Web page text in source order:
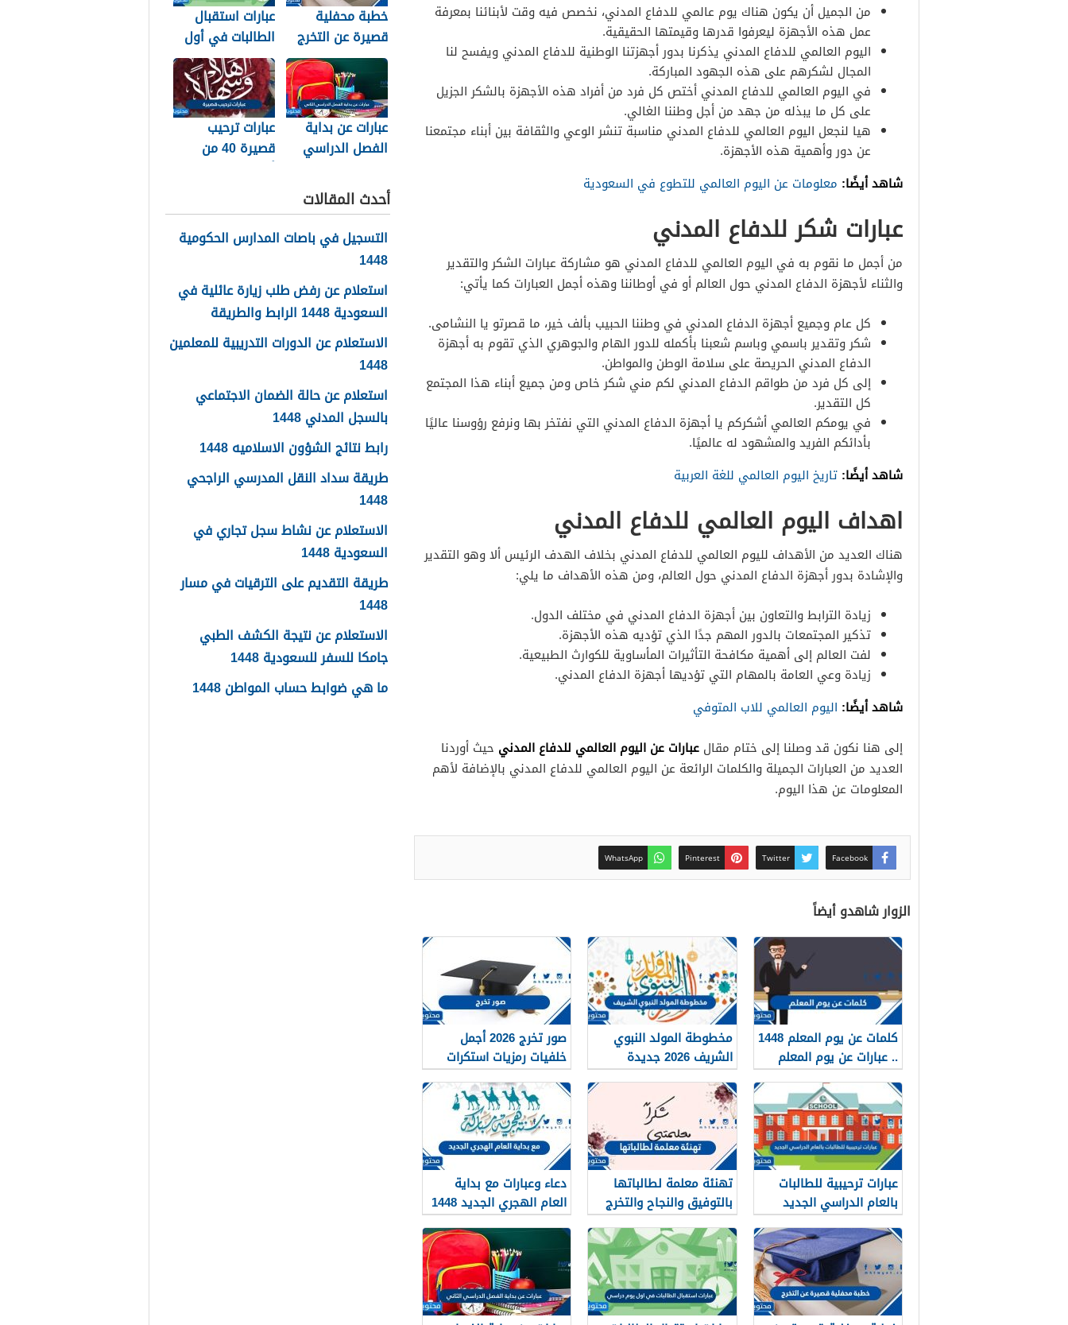
من الجميل أن يكون هناك يوم عالمي للدفاع المدني، نخصص فيه وقت لأبنائنا بمعرفة
عمل هذه الأجهزة ليعرفوا قدرها وقيمتها الحقيقية.
اليوم العالمي للدفاع المدني يذكرنا بدور أجهزتنا الوطنية للدفاع المدني ويفسح لنا
المجال لشكرهم على هذه الجهود المباركة.
في اليوم العالمي للدفاع المدني أختص كل فرد من أفراد هذه الأجهزة بالشكر الجزيل
على كل ما يبذله من جهد من أجل وطننا الغالي.
هيا لنجعل اليوم العالمي للدفاع المدني مناسبة تنشر الوعي والثقافة بين أبناء مجتمعنا
عن دور وأهمية هذه الأجهزة.
شاهد أيضًا: معلومات عن اليوم العالمي للتطوع في السعودية
عبارات شكر للدفاع المدني
من أجمل ما نقوم به في اليوم العالمي للدفاع المدني هو مشاركة عبارات الشكر والتقدير
والثناء لأجهزة الدفاع المدني حول العالم أو في أوطاننا وهذه أجمل العبارات كما يأتي:
كل عام وجميع أجهزة الدفاع المدني في وطننا الحبيب بألف خير، ما قصرتو يا النشامى.
شكر وتقدير باسمي وباسم شعبنا بأكمله للدور الهام والجوهري الذي تقوم به أجهزة
الدفاع المدني الحريصة على سلامة الوطن والمواطن.
إلى كل فرد من طواقم الدفاع المدني لكم مني شكر خاص ومن جميع أبناء هذا المجتمع
كل التقدير.
في يومكم العالمي أشكركم يا أجهزة الدفاع المدني التي نفتخر بها ونرفع رؤوسنا عاليًا
بأدائكم الفريد والمشهود له عالميًا.
شاهد أيضًا: تاريخ اليوم العالمي للغة العربية
اهداف اليوم العالمي للدفاع المدني
هناك العديد من الأهداف لليوم العالمي للدفاع المدني بخلاف الهدف الرئيس ألا وهو التقدير
والإشادة بدور أجهزة الدفاع المدني حول العالم، ومن هذه الأهداف ما يلي:
زيادة الترابط والتعاون بين أجهزة الدفاع المدني في مختلف الدول.
تذكير المجتمعات بالدور المهم جدًا الذي تؤديه هذه الأجهزة.
لفت العالم إلى أهمية مكافحة التأثيرات المأساوية للكوارث الطبيعية.
زيادة وعي العامة بالمهام التي تؤديها أجهزة الدفاع المدني.
شاهد أيضًا: اليوم العالمي للاب المتوفي
إلى هنا نكون قد وصلنا إلى ختام مقال عبارات عن اليوم العالمي للدفاع المدني حيث أوردنا
العديد من العبارات الجميلة والكلمات الرائعة عن اليوم العالمي للدفاع المدني بالإضافة لأهم
المعلومات عن هذا اليوم.
Facebook
Twitter
Pinterest
WhatsApp
الزوار شاهدو أيضاً
كلمات عن يوم المعلم 1448
.. عبارات عن يوم المعلم
مكتوبة 1448
مخطوطة المولد النبوي
الشريف 2026 جديدة
صور تخرج 2026 أجمل
خلفيات رمزيات استكرات
مبروك التخرج 1448
عبارات ترحيبية للطالبات
بالعام الدراسي الجديد
1448 بالصور
تهنئة معلمة لطالباتها
بالتوفيق والنجاح والتخرج
2026
دعاء وعبارات مع بداية
العام الهجري الجديد 1448
خطبة محفلية
قصيرة عن التخرج
2026
عبارات استقبال
الطالبات في أول
يوم دراسي 1448
عبارات عن بداية
الفصل الدراسي
عبارات ترحيب
قصيرة 40 من
أجمل عبارات ترحيب
2026
أحدث المقالات
التسجيل في باصات المدارس الحكومية
1448
استعلام عن رفض طلب زيارة عائلية في
السعودية 1448 الرابط والطريقة
الاستعلام عن الدورات التدريبية للمعلمين
1448
استعلام عن حالة الضمان الاجتماعي
بالسجل المدني 1448
رابط نتائج الشؤون الاسلاميه 1448
طريقة سداد النقل المدرسي الراجحي
1448
الاستعلام عن نشاط سجل تجاري في
السعودية 1448
طريقة التقديم على الترقيات في مسار
1448
الاستعلام عن نتيجة الكشف الطبي
جامكا للسفر للسعودية 1448
ما هي ضوابط حساب المواطن 1448